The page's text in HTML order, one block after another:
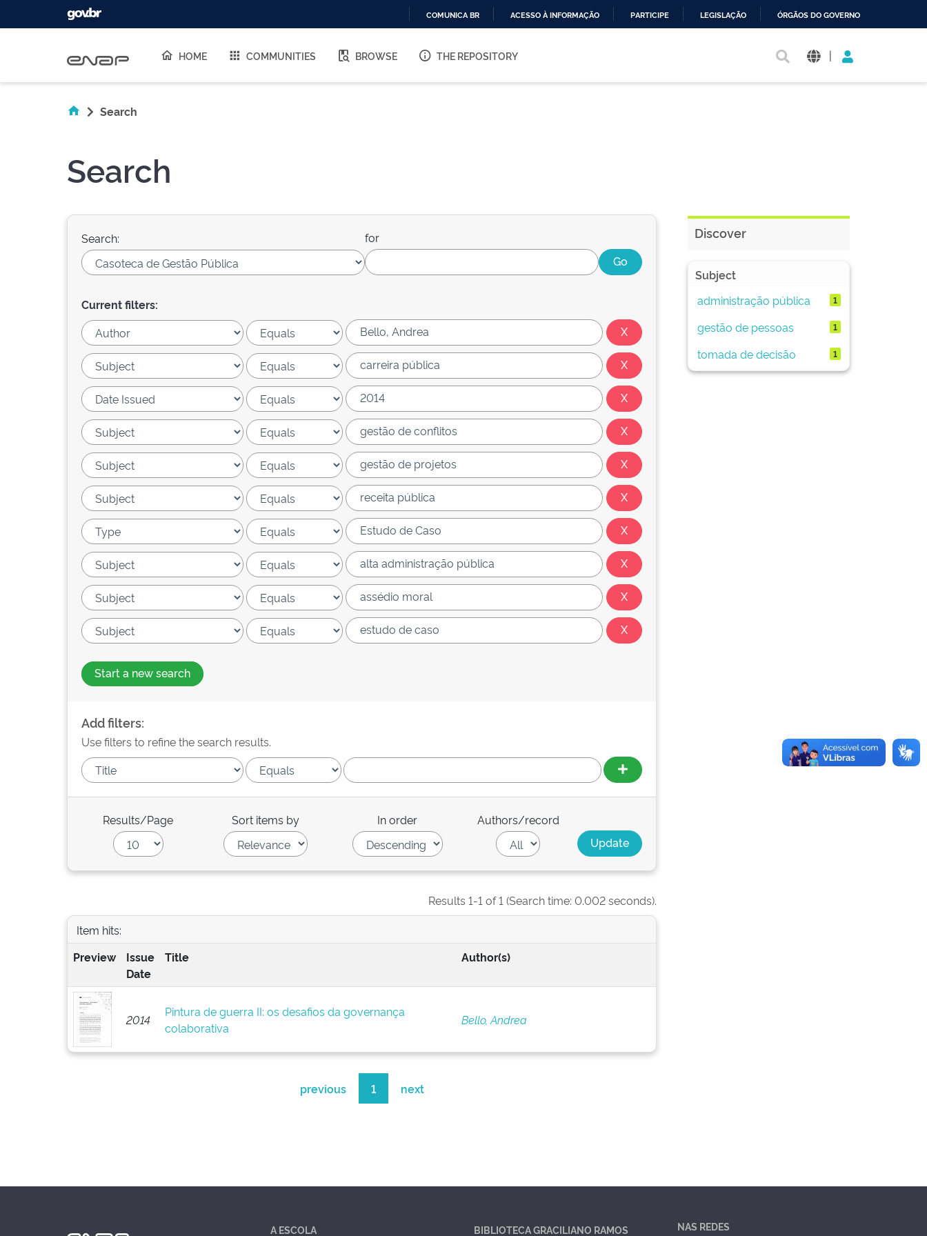
O
COMUNICA BR ACESSO À INFORMAÇÃO PARTICIPE LEGISLAÇÃO ÓRGÃOS DO GOVERNO
HOME COMMUNITIES BROWSE THE REPOSITORY |
Search
Search
Search: for
Current filters:
Start a new search
Add filters:
Use filters to refine the search results.
Results/Page Sort items by In order Authors/record
Results 1-1 of 1 (Search time: 0.002 seconds).
Item hits:
Preview
Issue
Date
Title Author(s)
2014
Pintura de guerra II: os desafios da governança
colaborativa
Bello, Andrea
previous 1 next
Discover
Subject
administração pública
1
gestão de pessoas 1
tomada de decisão 1
A ESCOLA BIBLIOTECA GRACILIANO RAMOS NAS REDES